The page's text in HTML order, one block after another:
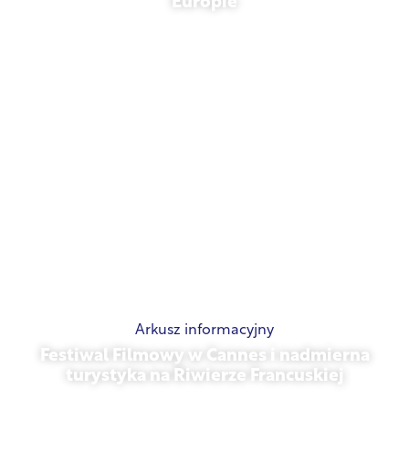
Arkusz informacyjny
Festiwal Filmowy w Cannes i nadmierna
turystyka na Riwierze Francuskiej